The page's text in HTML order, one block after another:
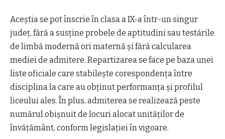
Aceștia se pot înscrie în clasa a IX-a într-un singur
județ, fără a susține probele de aptitudini sau testările
de limbă modernă ori maternă și fără calcularea
mediei de admitere. Repartizarea se face pe baza unei
liste oficiale care stabilește corespondența între
disciplina la care au obținut performanța și profilul
liceului ales. În plus, admiterea se realizează peste
numărul obișnuit de locuri alocat unităților de
învățământ, conform legislației în vigoare.